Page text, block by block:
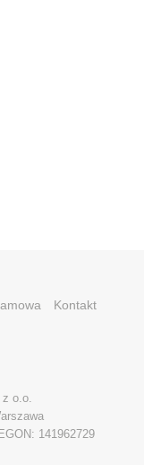
Kontakt
o.o.
141962729